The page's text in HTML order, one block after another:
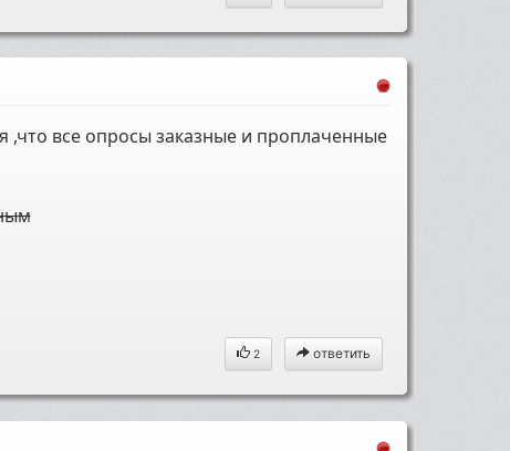
,что все опросы заказные и проплаченные
2 ответить